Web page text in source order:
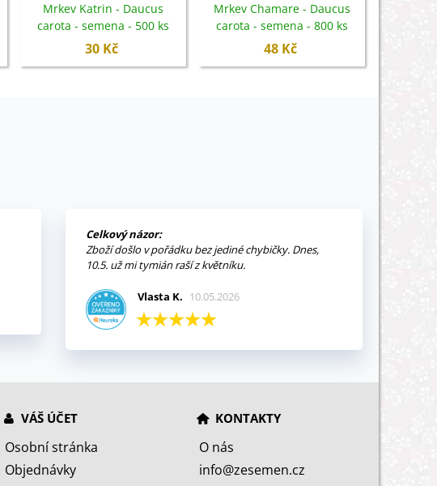
Mrkev Katrin - Daucus
carota - semena - 500 ks
30 Kč
Mrkev Chamare - Daucus
carota - semena - 800 ks
48 Kč
Celkový názor:
Zboží došlo v pořádku bez jediné chybičky. Dnes,
10.5. už mi tymián raší z květníku.
Vlasta K. 10.05.2026
VÁŠ ÚČET
Osobní stránka
Objednávky
KONTAKTY
O nás
info@zesemen.cz